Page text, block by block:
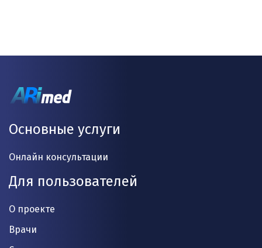
Основные услуги
Онлайн консультации
Для пользователей
О проекте
Врачи